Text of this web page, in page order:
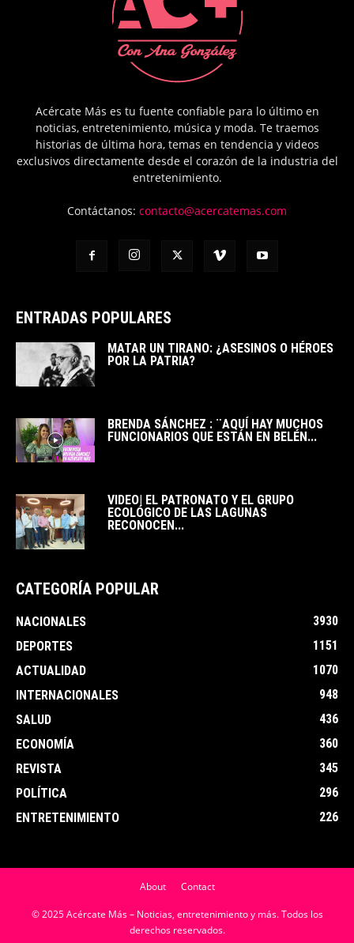
Acércate Más es tu fuente confiable para lo último en
noticias, entretenimiento, música y moda. Te traemos
historias de última hora, temas en tendencia y videos
exclusivos directamente desde el corazón de la industria del
entretenimiento.
Contáctanos: contacto@acercatemas.com
ENTRADAS POPULARES
MATAR UN TIRANO: ¿ASESINOS O HÉROES
POR LA PATRIA?
BRENDA SÁNCHEZ : ¨AQUÍ HAY MUCHOS
FUNCIONARIOS QUE ESTÁN EN BELÉN...
VIDEO| EL PATRONATO Y EL GRUPO
ECOLÓGICO DE LAS LAGUNAS
RECONOCEN...
CATEGORÍA POPULAR
NACIONALES
3930
DEPORTES
1151
ACTUALIDAD
1070
INTERNACIONALES
948
SALUD
436
ECONOMÍA
360
REVISTA
345
POLÍTICA
296
ENTRETENIMIENTO
226
About Contact
© 2025 Acércate Más – Noticias, entretenimiento y más. Todos los
derechos reservados.